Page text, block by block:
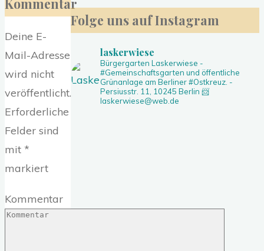
Kommentar
Deine E-
Mail-Adresse
wird nicht
veröffentlicht.
Erforderliche
Felder sind
mit *
markiert
Kommentar
nach:
Folge uns auf Instagram
laskerwiese
Bürgergarten Laskerwiese -
#Gemeinschaftsgarten und öffentliche
Grünanlage am Berliner #Ostkreuz. -
Persiusstr. 11, 10245 Berlin 📨
laskerwiese@web.de